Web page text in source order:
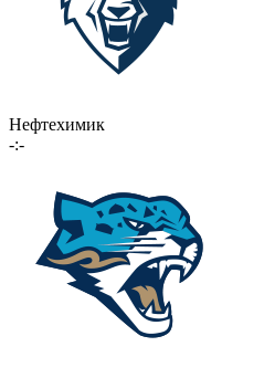
Нефтехимик
-:-